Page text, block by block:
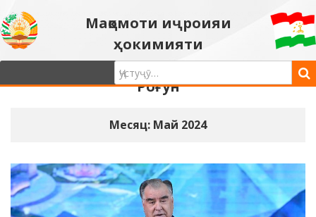
Мақомоти иҷроияи
ҳокимияти
давлатии шаҳри
Роғун
Месяц: Май 2024